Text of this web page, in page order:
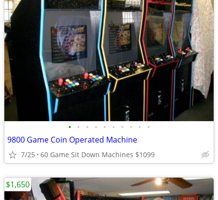
• • • • • • • • • •
9800 Game Coin Operated Machine
7/25 60 Game Sit Down Machines $1099
$1,650